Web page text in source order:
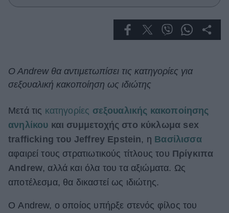
Cooking
Green
Αφιερώματα
ΒΟΞ
Χωρίς Ταμπέλες
O Andrew θα αντιμετωπίσει τις κατηγορίες για
σεξουαλική κακοποίηση ως ιδιώτης
Μετά τις κατηγορίες σεξουαλικής κακοποίησης
ανηλίκου και συμμετοχής στο κύκλωμα sex
trafficking του Jeffrey Epstein, η Βασίλισσα
αφαιρεί τους στρατιωτικούς τίτλους του Πρίγκιπα
Andrew, αλλά και όλα του τα αξιώματα. Ως
αποτέλεσμα, θα δικαστεί ως ιδιώτης.
Ο Andrew, ο οποίος υπήρξε στενός φίλος του